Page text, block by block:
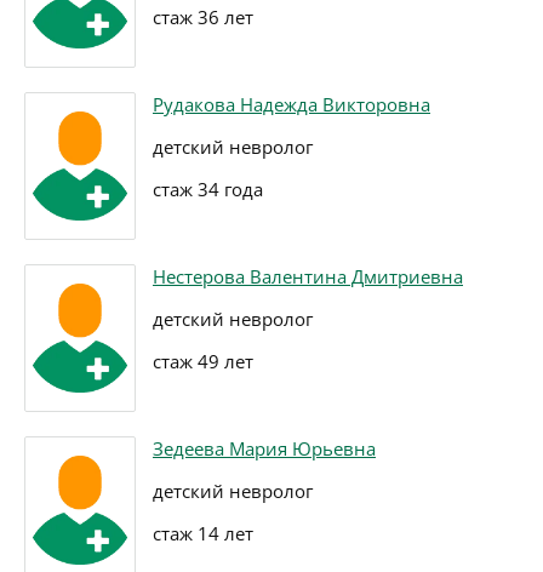
стаж 36 лет
Рудакова Надежда Викторовна
детский невролог
стаж 34 года
Нестерова Валентина Дмитриевна
детский невролог
стаж 49 лет
Зедеева Мария Юрьевна
детский невролог
стаж 14 лет